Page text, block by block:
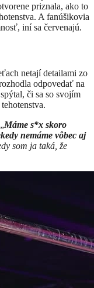
priznala, ako to
A fanúšikovia
iní sa červenajú.
netají detailami zo
odpovedať na
či sa so svojím
Máme s*x skoro
nemáme vôbec aj
som ja taká, že